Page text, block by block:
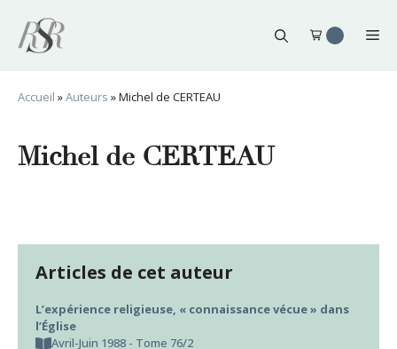
contenu
Accueil »Auteurs »Michel de CERTEAU
Michel de CERTEAU
Articles de cet auteur
L’expérience religieuse, « connaissance vécue » dans
l’Église
Avril-Juin 1988 - Tome 76/2